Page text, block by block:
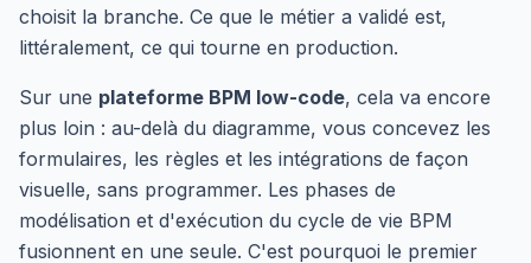
choisit la branche. Ce que le métier a validé est,
littéralement, ce qui tourne en production.
Sur une plateforme BPM low-code, cela va encore
plus loin : au-delà du diagramme, vous concevez les
formulaires, les règles et les intégrations de façon
visuelle, sans programmer. Les phases de
modélisation et d'exécution du cycle de vie BPM
fusionnent en une seule. C'est pourquoi le premier